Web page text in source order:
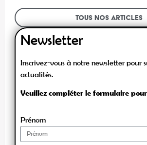
Tous nos articles
Newsletter
Inscrivez-vous à notre newsletter pour
actualités.
Veuillez compléter le formulaire
Prénom